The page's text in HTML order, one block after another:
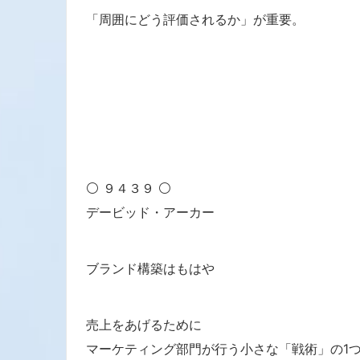
「周囲にどう評価されるか」が重要。
⚪ ９４３９ ⚪
デービッド・アーカー
ブランド構築はもはや
売上をあげるために
マーケティング部門が行う小さな「戦術」の1